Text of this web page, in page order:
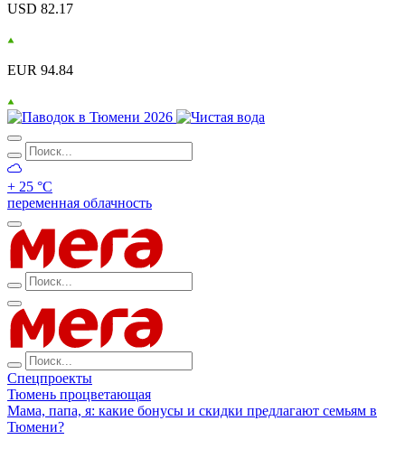
USD 82.17
EUR 94.84
+ 25 °С
переменная облачность
Спецпроекты
Тюмень процветающая
Мама, папа, я: какие бонусы и скидки предлагают семьям в
Тюмени?